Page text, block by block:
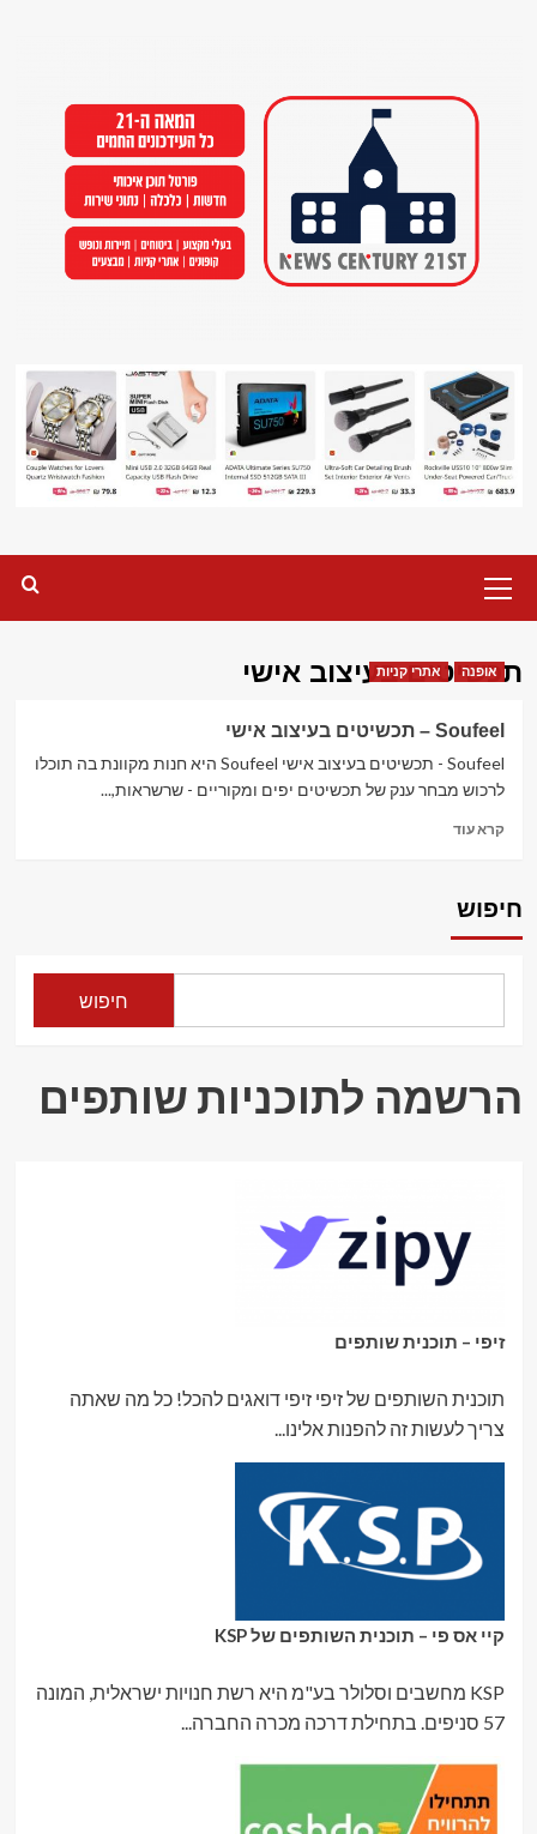
Menu
תכשיטים בעיצוב אישי
אופנה אתרי קניות
Soufeel – תכשיטים בעיצוב אישי
Soufeel - תכשיטים בעיצוב אישי Soufeel היא חנות מקוונת בה תוכלו
לרכוש מבחר ענק של תכשיטים יפים ומקוריים - שרשראות,...
קרא עודRead
תכשיטים
חיפוש
חיפוש
הרשמה לתוכניות שותפים
זיפי – תוכנית שותפים
תוכנית השותפים של זיפי זיפי דואגים להכל! כל מה שאתה
צריך לעשות זה להפנות אלינו...
קיי אס פי – תוכנית השותפים של KSP
KSP מחשבים וסלולר בע"מ היא רשת חנויות ישראלית, המונה
57 סניפים. בתחילת דרכה מכרה החברה...